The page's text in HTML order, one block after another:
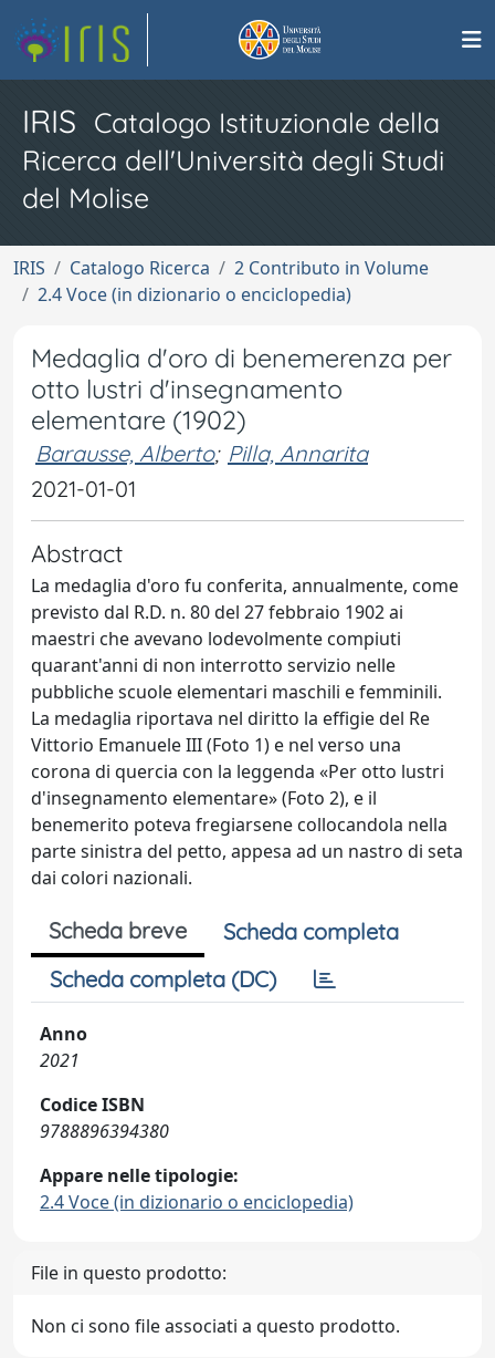
IRIS Catalogo Istituzionale della
Ricerca dell'Università degli Studi
del Molise
IRIS Catalogo Ricerca
2 Contributo in Volume
2.4 Voce (in dizionario o enciclopedia)
Medaglia d'oro di benemerenza per
otto lustri d'insegnamento
elementare (1902)
Barausse, Alberto; Pilla, Annarita
2021-01-01
Abstract
La medaglia d'oro fu conferita, annualmente, come
previsto dal R.D. n. 80 del 27 febbraio 1902 ai
maestri che avevano lodevolmente compiuti
quarant'anni di non interrotto servizio nelle
pubbliche scuole elementari maschili e femminili.
La medaglia riportava nel diritto la eﬃgie del Re
Vittorio Emanuele III (Foto 1) e nel verso una
corona di quercia con la leggenda «Per otto lustri
d'insegnamento elementare» (Foto 2), e il
benemerito poteva fregiarsene collocandola nella
parte sinistra del petto, appesa ad un nastro di seta
dai colori nazionali.
Scheda breve
Scheda completa
Scheda completa (DC)
Anno
2021
Codice ISBN
9788896394380
Appare nelle tipologie:
2.4 Voce (in dizionario o enciclopedia)
File in questo prodotto:
Non ci sono file associati a questo prodotto.